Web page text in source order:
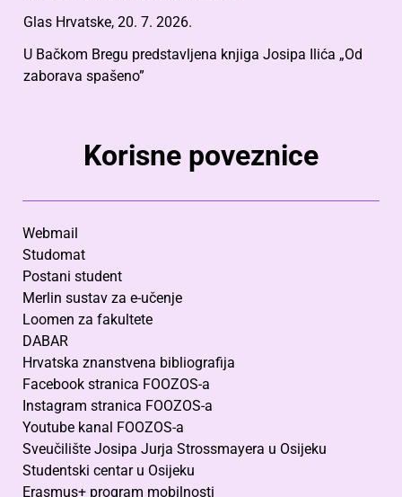
Glas Hrvatske, 20. 7. 2026.
U Bačkom Bregu predstavljena knjiga Josipa Ilića „Od
zaborava spašeno”
Korisne poveznice
Webmail
Studomat
Postani student
Merlin sustav za e-učenje
Loomen za fakultete
DABAR
Hrvatska znanstvena bibliografija
Facebook stranica FOOZOS-a
Instagram stranica FOOZOS-a
Youtube kanal FOOZOS-a
Sveučilište Josipa Jurja Strossmayera u Osijeku
Studentski centar u Osijeku
Erasmus+ program mobilnosti